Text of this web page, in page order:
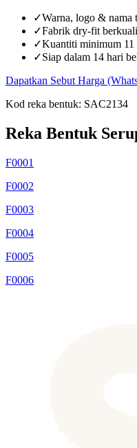
✓Warna, logo & nama
✓Fabrik dry-fit
✓Kuantiti minimum 11
✓Siap dalam 14 hari
Dapatkan Sebut Harga
Kod reka bentuk: SAC2134
Reka Bentuk
F0001
F0002
F0003
F0004
F0005
F0006